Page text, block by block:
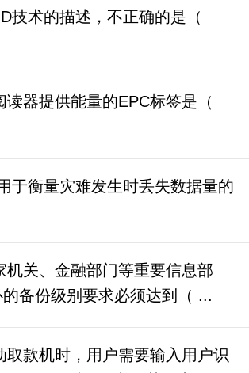
技术的描述，不正确的是（
读器提供能量的EPC标签是（
于衡量灾难发生时丢失数据量的
机关、金融部门等重要信息部
备份级别要求必须达到（ ...
取款机时，用户需要输入用户识